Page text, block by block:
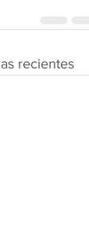
recientes